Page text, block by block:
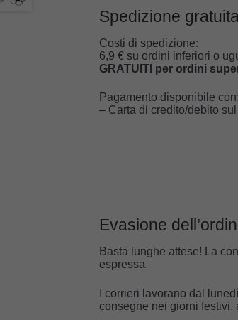
Spedizione
Costi di spedizione:
6,9 € su ordini inferiori o
GRATUITI per ordini
Pagamento disponibile con:
– Carta di credito/debito
Evasione
Basta lunghe attese! La
espressa.
I corrieri lavorano dal
consegne nei giorni festivi,